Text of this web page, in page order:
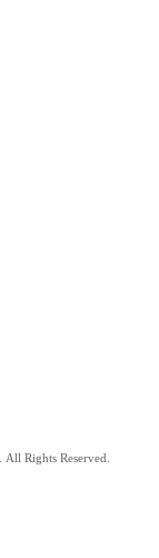
. All Rights Reserved.